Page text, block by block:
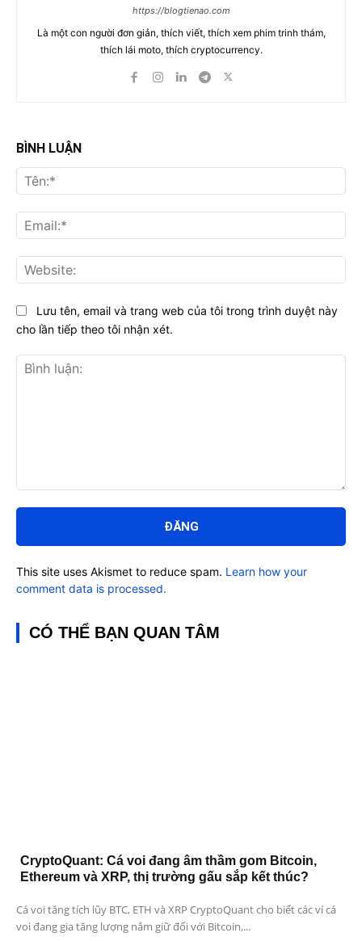
https://blogtienao.com
Là một con người đơn giản, thích viết, thích xem phim trinh thám,
thích lái moto, thích cryptocurrency.
BÌNH LUẬN
luận:
Lưu tên, email và trang web của tôi trong trình duyệt này
cho lần tiếp theo tôi nhận xét.
This site uses Akismet to reduce spam. Learn how your
comment data is processed.
CÓ THỂ BẠN QUAN TÂM
CryptoQuant: Cá voi đang âm thầm gom Bitcoin,
Ethereum và XRP, thị trường gấu sắp kết thúc?
Cá voi tăng tích lũy BTC, ETH và XRP CryptoQuant cho biết các ví cá
voi đang gia tăng lượng nắm giữ đối với Bitcoin,...